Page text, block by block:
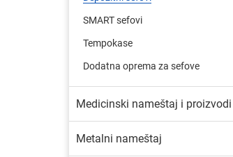
SMART sefovi
Tempokase
Dodatna oprema za sefove
Medicinski nameštaj i proizvodi
Metalni nameštaj